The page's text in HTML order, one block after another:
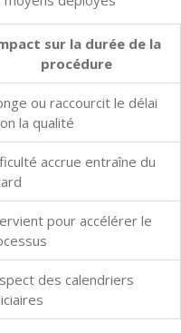
sur la durée de la
procédure
ou raccourcit le délai
la qualité
accrue entraîne du
pour accélérer le
des calendriers